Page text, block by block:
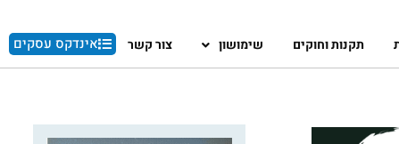
תקנות וחוקים שימושון צור קשר אינדקס עסקים